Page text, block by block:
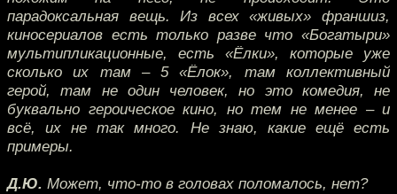
парадоксальная вещь. Из всех «живых» франшиз,
киносериалов есть только разве что «Богатыри»
мультипликационные, есть «Ёлки», которые уже
сколько их там – 5 «Ёлок», там коллективный
герой, там не один человек, но это комедия, не
буквально героическое кино, но тем не менее – и
всё, их не так много. Не знаю, какие ещё есть
примеры.
Д.Ю. Может, что-то в головах поломалось, нет?